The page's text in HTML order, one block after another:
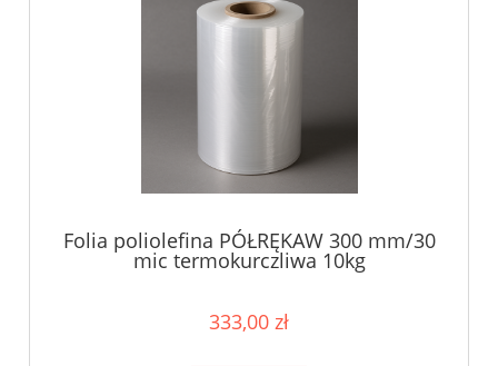
Folia poliolefina PÓŁRĘKAW 300 mm/30
mic termokurczliwa 10kg
333,00 zł